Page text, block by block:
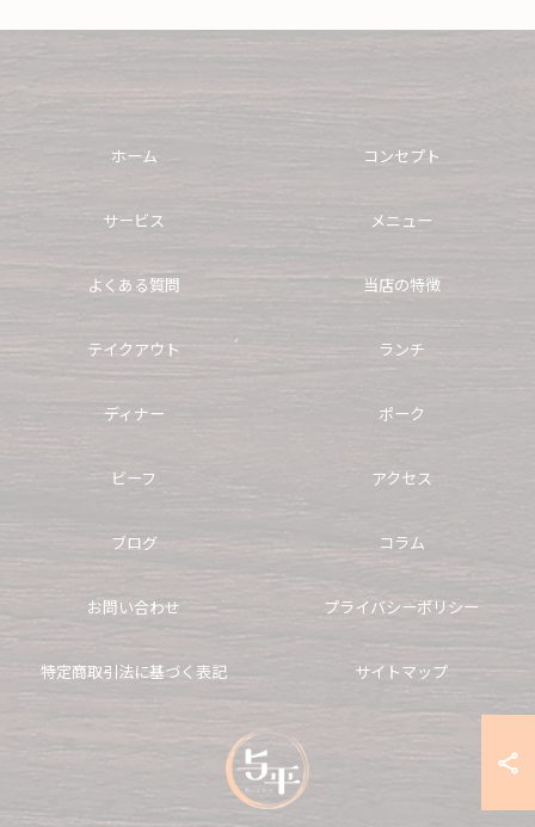
ホーム コンセプト
サービス メニュー
よくある質問 当店の特徴
テイクアウト ランチ
ディナー ポーク
ビーフ アクセス
ブログ コラム
お問い合わせ プライバシーポリシー
特定商取引法に基づく表記 サイトマップ